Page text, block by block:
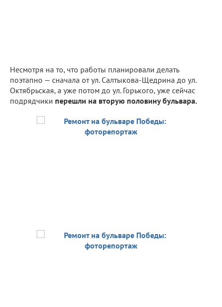
Несмотря на то, что работы планировали делать
поэтапно — сначала от ул. Салтыкова-Щедрина до ул.
Октябрьская, а уже потом до ул. Горького, уже сейчас
подрядчики перешли на вторую половину бульвара.